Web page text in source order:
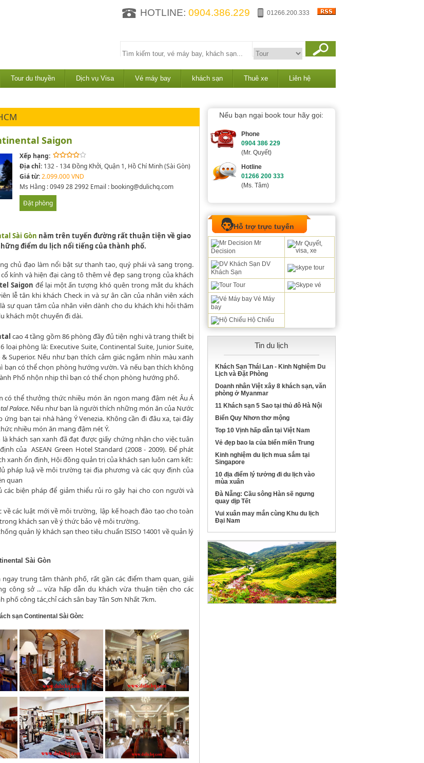
HOTLINE: 0904.386.229 01266.200.333
Tour du thuyền Dịch vụ Visa Vé máy bay khách sạn Thuê xe Liên hệ
Saigon
Xếp hạng:
Địa chỉ:132 - 134 Đồng Khởi, Quận 1, Hồ Chí Minh (Sài Gòn)
Giá từ:2.099.000 VND
Ms Hằng : 0949 28 2992 Email : booking@dulichq.com
Đặt phòng
Sài Gòn nằm trên tuyến đường rất thuận tiện về giao
điểm du lịch nổi tiếng của thành phố.
chủ đạo làm nổi bật sự thanh tao, quý phái và sang trọng.
kính và hiện đại càng tô thêm vẻ đẹp sang trọng của khách
Saigon để lại một ấn tượng khó quên trong mắt du khách
lễ tân khi khách Check in và sự ân cần của nhân viên xách
sự quan tâm của nhân viên dành cho du khách khi hỏi thăm
khách một chuyến đi dài.
cao 4 tầng gồm 86 phòng đầy đủ tiện nghi và trang thiết bị
loại phòng là: Executive Suite, Continental Suite, Junior Suite,
& Superior. Nếu như bạn thích cảm giác ngắm nhìn màu xanh
bạn có thể chọn phòng hướng vườn. Và nếu bạn thích không
Phố nhộn nhịp thì bạn có thể chọn phòng hướng phố.
có thể thưởng thức nhiều món ăn ngon mang đậm nét Âu Á
Palace. Nếu như bạn là người thích những món ăn của Nước
ứng bạn tại nhà hàng Ý Venezia. Không cần đi đâu xa, tại đây
nhiều món ăn mang đậm nét Ý.
là khách sạn xanh đã đạt được giấy chứng nhận cho việc tuân
của ASEAN Green Hotel Standard (2008 - 2009). Để phát
xanh ổn định, Hội đồng quản trị của khách sạn luôn cam kết:
pháp luậ về môi trường tại địa phương và các quy định của
quan
các biện pháp để giảm thiểu rủi ro gây hại cho con người và
về các luật mới về môi trường, lập kế hoạch đào tạo cho toàn
khách sạn về ý thức bảo vệ môi trường.
quản lý khách sạn theo tiêu chuẩn ISISO 14001 về quản lý
Sài Gòn
trung tâm thành phố, rất gần các điểm tham quan, giải
công sở ... vừa hấp dẫn du khách vừa thuận tiện cho các
phố công tác,chỉ cách sân bay Tân Sơn Nhất 7km.
sạn Continental Sài Gòn:
Nếu bạn ngại book tour hãy gọi:
Phone
0904 386 229
(Mr. Quyết)
Hotline
01266 200 333
(Ms. Tâm)
Hỗ trợ trực tuyến
Mr
Decision
DV
Khách Sạn
Tour
Vé Máy
bay
Hộ Chiếu
Tin du lịch
Khách Sạn Thái Lan - Kinh Nghiệm Du
Lịch và Đặt Phòng
Doanh nhân Việt xây 8 khách sạn, văn
phòng ở Myanmar
11 Khách sạn 5 Sao tại thủ đô Hà Nội
Biển Quy Nhơn thơ mộng
Top 10 Vịnh hấp dẫn tại Việt Nam
Vẻ đẹp bao la của biển miền Trung
Kinh nghiệm du lịch mua sắm tại
Singapore
10 địa điểm lý tưởng đi du lịch vào
mùa xuân
Đà Nẵng: Cầu sông Hàn sẽ ngưng
quay dịp Tết
Vui xuân may mắn cùng Khu du lịch
Đại Nam